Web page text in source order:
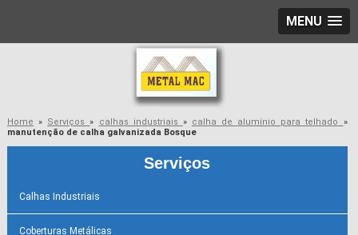
MENU
Home » Serviços» calhas industriais » calha de alumínio para telhado »
manutenção de calha galvanizada Bosque
Serviços
Calhas Industriais
Coberturas Metálicas